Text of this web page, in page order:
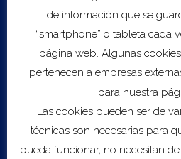
Export to
Import to Google
de información que se
“smartphone” o tableta cada
página web. Algunas
pertenecen a empresas
para nuestra
Las cookies pueden ser de
técnicas son necesarias para
pueda funcionar, no necesitan